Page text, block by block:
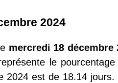
2024
mercredi 18 décembre
le
est de 18.14